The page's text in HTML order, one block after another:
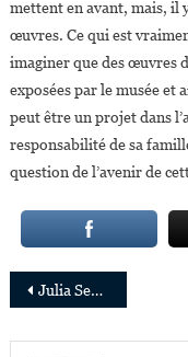
mettent en avant, mais, il
œuvres. Ce qui est
imaginer que des œuvres
exposées par le musée et
peut être un projet dans
responsabilité de sa
question de l’avenir de
Navigation
de
Julia Sebutinde réélue Juge à la Cour Internationale de Justice